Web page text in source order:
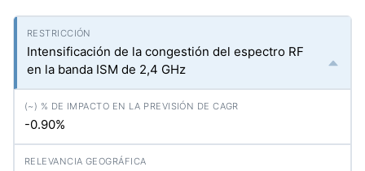
Intensificación de la congestión del espectro RF
en la banda ISM de 2,4 GHz
-0.90%